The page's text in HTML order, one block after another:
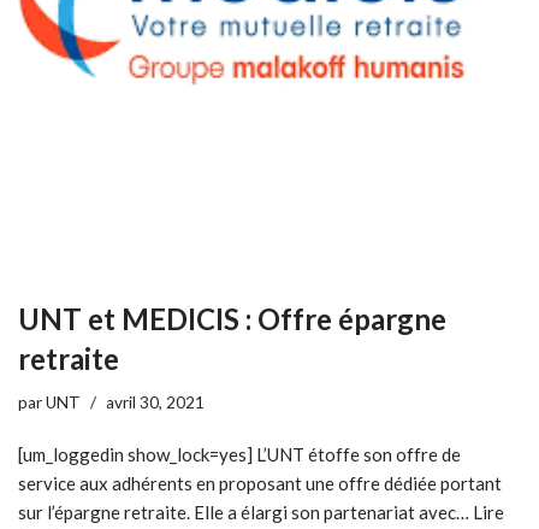
UNT et MEDICIS : Offre épargne
retraite
parUNT avril 30, 2021
[um_loggedin show_lock=yes] L’UNT étoffe son offre de
service aux adhérents en proposant une offre dédiée portant
sur l’épargne retraite. Elle a élargi son partenariat avec… Lire